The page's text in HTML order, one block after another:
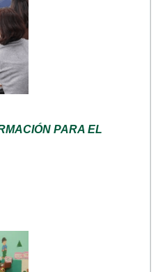
PARA EL